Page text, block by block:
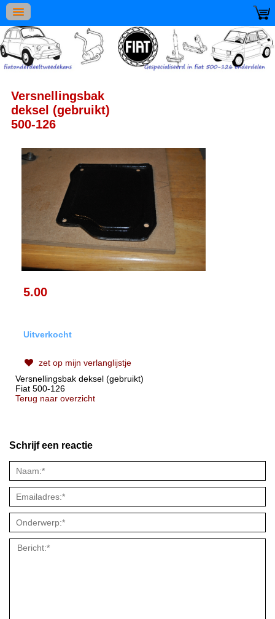
Versnellingsbak
deksel (gebruikt)
500-126
5.00
Uitverkocht
zet op mijn verlanglijstje
Versnellingsbak deksel (gebruikt)
Fiat 500-126
Terug naar overzicht
Schrijf een reactie